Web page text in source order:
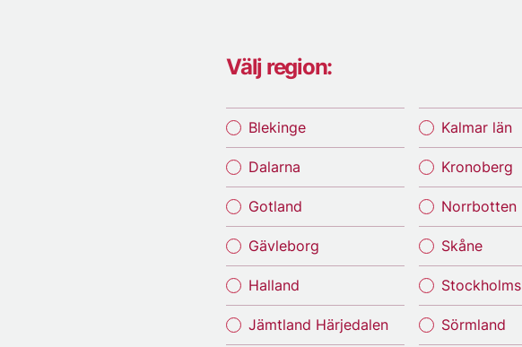
Välj region:
Blekinge
Dalarna
Gotland
Gävleborg
Halland
Jämtland Härjedalen
Kalmar län
Kronoberg
Norrbotten
Skåne
Sörmland